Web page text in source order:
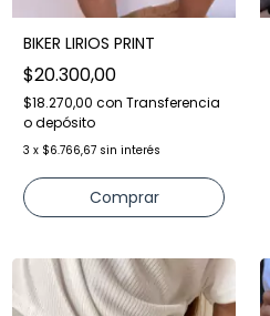
BIKER LIRIOS PRINT
$20.300,00
$18.270,00 con Transferencia
o depósito
3 x $6.766,67 sin interés
Comprar